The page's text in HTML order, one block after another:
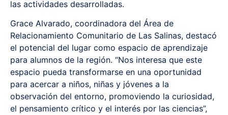
las actividades desarrolladas.
Grace Alvarado, coordinadora del Área de
Relacionamiento Comunitario de Las Salinas, destacó
el potencial del lugar como espacio de aprendizaje
para alumnos de la región. “Nos interesa que este
espacio pueda transformarse en una oportunidad
para acercar a niños, niñas y jóvenes a la
observación del entorno, promoviendo la curiosidad,
el pensamiento crítico y el interés por las ciencias”,